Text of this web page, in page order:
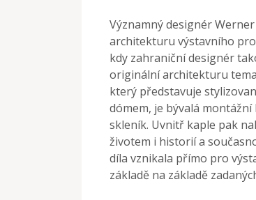
Významný designér
architekturu výstavního
kdy zahraniční designér
originální architekturu
který představuje
dómem, je bývalá
skleník. Uvnitř kaple pak
životem i historií a
díla vznikala přímo pro
základě na základě